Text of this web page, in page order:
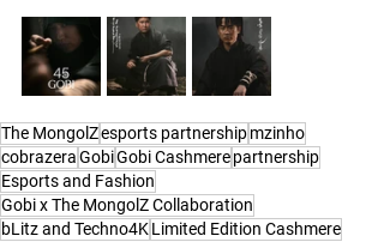
The MongolZesports partnershipmzinho
cobrazeraGobiGobi Cashmerepartnership
Esports and Fashion
Gobi x The MongolZ Collaboration
bLitz and Techno4KLimited Edition Cashmere